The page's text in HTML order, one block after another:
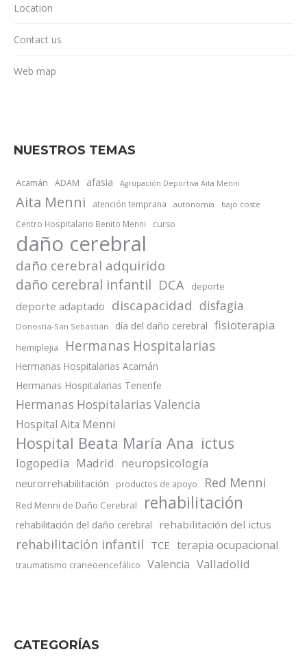
Location
Contact us
Web map
NUESTROS TEMAS
Acamán ADAM afasia Agrupación Deportiva Aita Menni
Aita Menni atención temprana autonomía bajo coste
Centro Hospitalario Benito Menni curso
daño cerebral
daño cerebral adquirido
daño cerebral infantil DCA deporte
deporte adaptado discapacidad disfagia
Donostia-San Sebastián día del daño cerebral fisioterapia
hemiplejia Hermanas Hospitalarias
Hermanas Hospitalarias Acamán
Hermanas Hospitalarias Tenerife
Hermanas Hospitalarias Valencia
Hospital Aita Menni
Hospital Beata María Ana ictus
logopedia Madrid neuropsicología
neurorrehabilitación productos de apoyo Red Menni
Red Menni de Daño Cerebral rehabilitación
rehabilitación del daño cerebral rehabilitación del ictus
rehabilitación infantil TCE terapia ocupacional
traumatismo craneoencefálico Valencia Valladolid
CATEGORÍAS